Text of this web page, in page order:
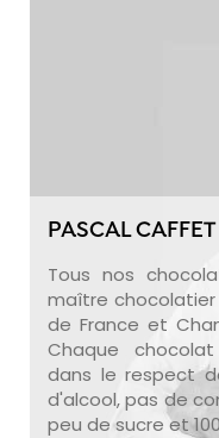
PASCAL CAFFET
Tous nos
maître chocolatier
de France et
Chaque
dans le respect
d'alcool, pas de
peu de sucre et